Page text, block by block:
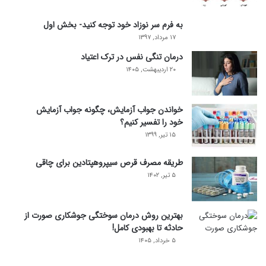
به فرم سر نوزاد خود توجه کنید- بخش اول
۱۷ مرداد, ۱۳۹۷
درمان تنگی نفس در ترک اعتیاد
۲۰ اردیبهشت, ۱۴۰۵
خواندن جواب آزمایش، چگونه جواب آزمایش
خود را تفسیر کنیم؟
۱۵ تیر, ۱۳۹۹
طریقه مصرف قرص سیپروهپتادین برای چاقی
۵ تیر, ۱۴۰۲
بهترین روش درمان سوختگی جوشکاری صورت از
حادثه تا بهبودی کامل!
۵ خرداد, ۱۴۰۵